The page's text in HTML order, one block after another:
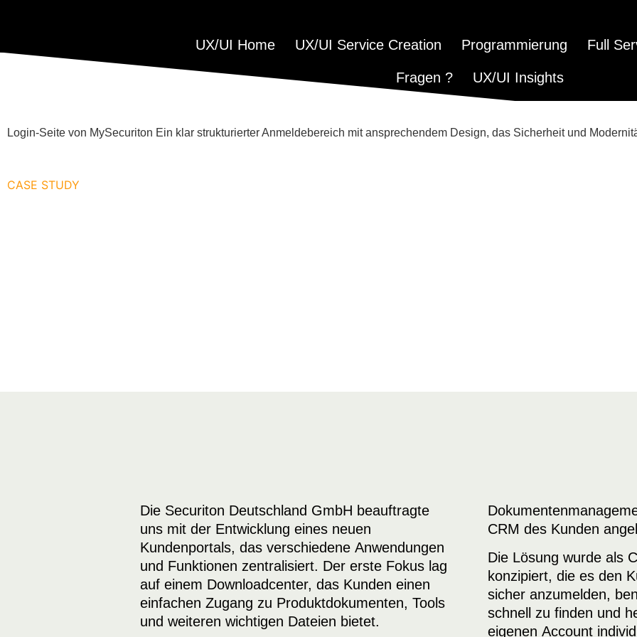
UX/UI Home UX/UI Service Creation Programmierung​ Full
Fragen ? UX/UI Insights
Login-Seite von MySecuriton Ein klar strukturierter Anmeldebereich mit ansprechendem Design, das Sicherheit und
CASE STUDY
Die Securiton Deutschland GmbH beauftragte
uns mit der Entwicklung eines neuen
Kundenportals, das verschiedene Anwendungen
und Funktionen zentralisiert. Der erste Fokus lag
auf einem Downloadcenter, das Kunden einen
einfachen Zugang zu Produktdokumenten, Tools
und weiteren wichtigen Dateien bietet.
CRM des Kunden
Die Lösung wurde als
konzipiert, die es den
sicher anzumelden,
schnell zu finden und
eigenen Account